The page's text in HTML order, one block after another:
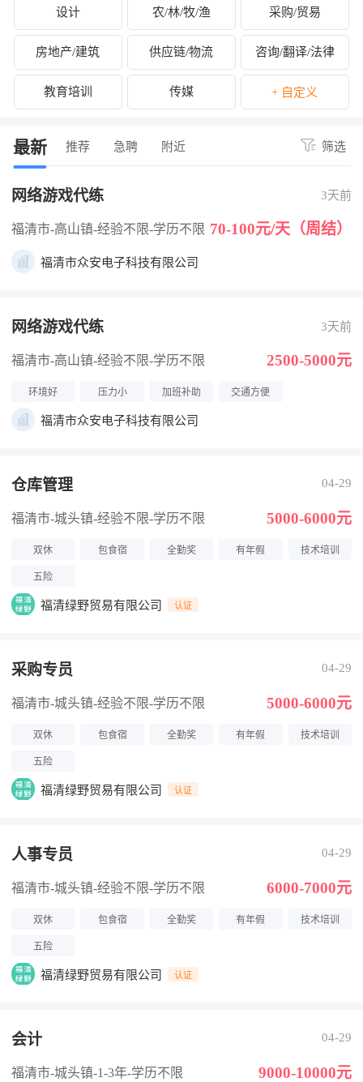
设计 农/林/牧/渔 采购/贸易
房地产/建筑 供应链/物流 咨询/翻译/法律
教育培训 传媒 + 自定义
最新 推荐 急聘 附近 筛选
网络游戏代练 3天前
福清市-高山镇-经验不限-学历不限 70-100元/天（周结）
福清市众安电子科技有限公司
网络游戏代练 3天前
福清市-高山镇-经验不限-学历不限 2500-5000元
环境好 压力小 加班补助 交通方便
福清市众安电子科技有限公司
仓库管理 04-29
福清市-城头镇-经验不限-学历不限 5000-6000元
双休 包食宿 全勤奖 有年假 技术培训
五险
福清绿野贸易有限公司 认证
采购专员 04-29
福清市-城头镇-经验不限-学历不限 5000-6000元
双休 包食宿 全勤奖 有年假 技术培训
五险
福清绿野贸易有限公司 认证
人事专员 04-29
福清市-城头镇-经验不限-学历不限 6000-7000元
双休 包食宿 全勤奖 有年假 技术培训
五险
福清绿野贸易有限公司 认证
会计 04-29
福清市-城头镇-1-3年-学历不限 9000-10000元